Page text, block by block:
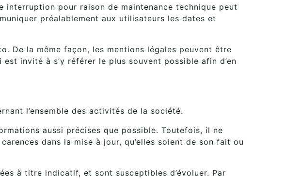
pour raison de maintenance technique peut
préalablement aux utilisateurs les dates et
De la même façon, les mentions légales peuvent être
invité à s’y référer le plus souvent possible afin d’en
l’ensemble des activités de la société.
aussi précises que possible. Toutefois, il ne
dans la mise à jour, qu’elles soient de son fait ou
à titre indicatif, et sont susceptibles d’évoluer. Par